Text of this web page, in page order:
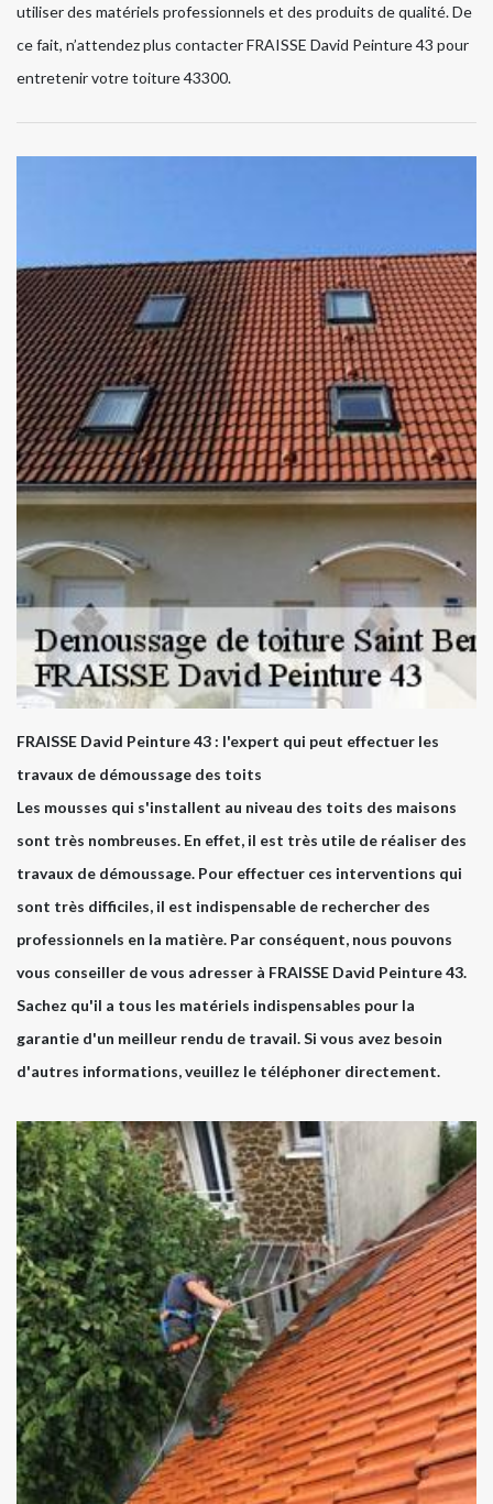
utiliser des matériels professionnels et des produits de qualité. De
ce fait, n’attendez plus contacter FRAISSE David Peinture 43 pour
entretenir votre toiture 43300.
FRAISSE David Peinture 43 : l'expert qui peut effectuer les
travaux de démoussage des toits
Les mousses qui s'installent au niveau des toits des maisons
sont très nombreuses. En effet, il est très utile de réaliser des
travaux de démoussage. Pour effectuer ces interventions qui
sont très difficiles, il est indispensable de rechercher des
professionnels en la matière. Par conséquent, nous pouvons
vous conseiller de vous adresser à FRAISSE David Peinture 43.
Sachez qu'il a tous les matériels indispensables pour la
garantie d'un meilleur rendu de travail. Si vous avez besoin
d'autres informations, veuillez le téléphoner directement.